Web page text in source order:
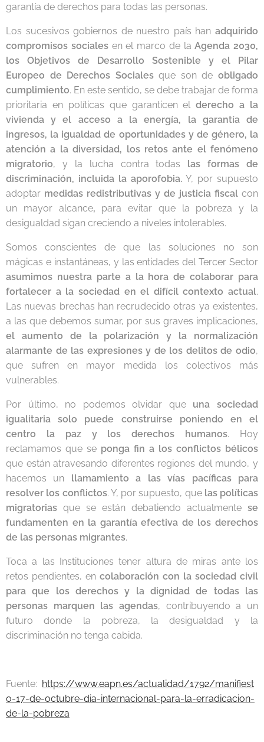
garantía de derechos para todas las personas.
Los sucesivos gobiernos de nuestro país han adquirido
compromisos socialesen el marco de laAgenda 2030,
los Objetivos de Desarrollo Sostenible y el Pilar
Europeo de Derechos Socialesque son deobligado
cumplimiento. En este sentido, se debe trabajar de forma
prioritaria en políticas que garanticen elderecho a la
vivienda y el acceso a la energía, la garantía de
ingresos, la igualdad de oportunidades y de género, la
atención a la diversidad, los retos ante el fenómeno
migratorio, y la lucha contra todas las formas de
discriminación, incluida la aporofobia. Y, por supuesto
adoptar medidas redistributivas y de justicia fiscal con
un mayor alcance, para evitar que la pobreza y la
desigualdad sigan creciendo a niveles intolerables.
Somos conscientes de que las soluciones no son
mágicas e instantáneas, y las entidades del Tercer Sector
asumimos nuestra parte a la hora de colaborar para
fortalecer a la sociedad en el difícil contexto actual.
Las nuevas brechas han recrudecido otras ya existentes,
a las que debemos sumar, por sus graves implicaciones,
el aumento de la polarización y la normalización
alarmante de las expresiones y de los delitos de odio,
que sufren en mayor medida los colectivos más
vulnerables.
Por último, no podemos olvidar que una sociedad
igualitaria solo puede construirse poniendo en el
centro la paz y los derechos humanos. Hoy
reclamamos que se ponga fin a los conflictos bélicos
que están atravesando diferentes regiones del mundo, y
hacemos un llamamiento a las vías pacíficas para
resolver los conflictos. Y, por supuesto, que las políticas
migratorias que se están debatiendo actualmente se
fundamenten en la garantía efectiva de los derechos
de las personas migrantes.
Toca a las Instituciones tener altura de miras ante los
retos pendientes, en colaboración con la sociedad civil
para que los derechos y la dignidad de todas las
personas marquen las agendas, contribuyendo a un
futuro donde la pobreza, la desigualdad y la
discriminación no tenga cabida.
Fuente: https://www.eapn.es/actualidad/1792/manifiest
o-17-de-octubre-dia-internacional-para-la-erradicacion-
de-la-pobreza